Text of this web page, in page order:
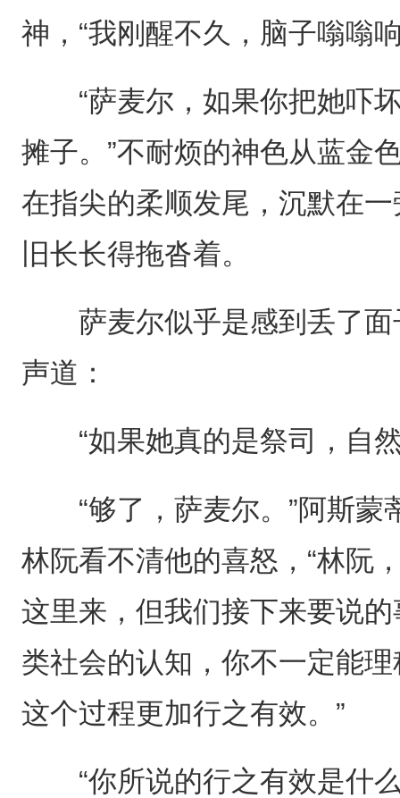
神，“我刚醒不久，脑子嗡嗡
“萨麦尔，如果你把她吓坏
摊子。”不耐烦的神色从蓝金
在指尖的柔顺发尾，沉默在
旧长长得拖沓着。
萨麦尔似乎是感到丢了面
声道：
“如果她真的是祭司，自然
“够了，萨麦尔。”阿斯蒙
林阮看不清他的喜怒，“林阮
这里来，但我们接下来要说
类社会的认知，你不一定能
这个过程更加行之有效。”
“你所说的行之有效是什么